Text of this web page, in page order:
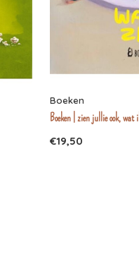
Boeken
Boeken | zien jullie ook, wat
€19,50